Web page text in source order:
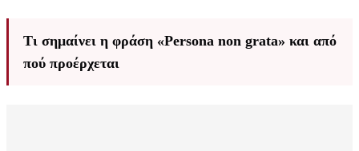
Τι σημαίνει η φράση «Persona non grata» και από
πού προέρχεται